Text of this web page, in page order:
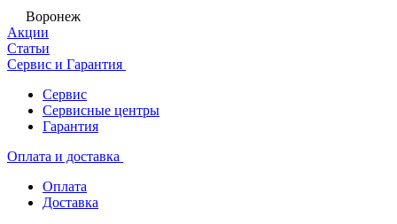
Воронеж
Акции
Статьи
Сервис и Гарантия
Сервис
Сервисные центры
Гарантия
Оплата и доставка
Оплата
Доставка